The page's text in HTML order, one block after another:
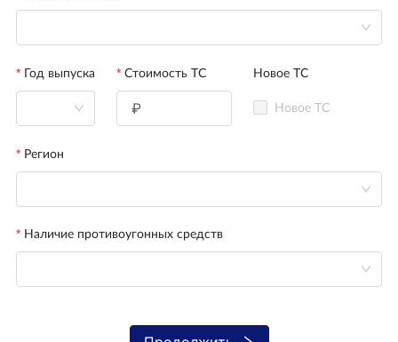
Год выпуска Стоимость ТС Новое ТС
Новое ТС
Регион
Наличие противоугонных средств